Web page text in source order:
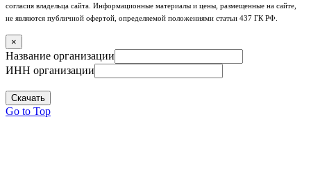
согласия владельца сайта. Информационные материалы и цены, размещенные на сайте,
не являются публичной офертой, определяемой положениями статьи 437 ГК РФ.
×
Название организации
ИНН организации
Скачать
Go to Top